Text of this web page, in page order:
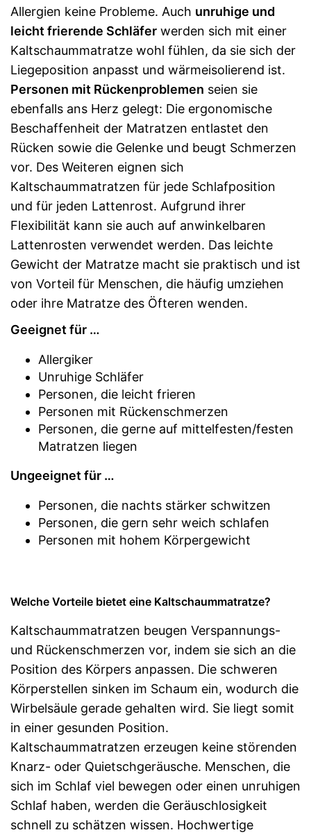
Allergien keine Probleme. Auch unruhige und
leicht frierende Schläfer werden sich mit einer
Kaltschaummatratze wohl fühlen, da sie sich der
Liegeposition anpasst und wärmeisolierend ist.
Personen mit Rückenproblemen seien sie
ebenfalls ans Herz gelegt: Die ergonomische
Beschaffenheit der Matratzen entlastet den
Rücken sowie die Gelenke und beugt Schmerzen
vor. Des Weiteren eignen sich
Kaltschaummatratzen für jede Schlafposition
und für jeden Lattenrost. Aufgrund ihrer
Flexibilität kann sie auch auf anwinkelbaren
Lattenrosten verwendet werden. Das leichte
Gewicht der Matratze macht sie praktisch und ist
von Vorteil für Menschen, die häufig umziehen
oder ihre Matratze des Öfteren wenden.
Geeignet für …
Allergiker
Unruhige Schläfer
Personen, die leicht frieren
Personen mit Rückenschmerzen
Personen, die gerne auf mittelfesten/festen
Matratzen liegen
Ungeeignet für …
Personen, die nachts stärker schwitzen
Personen, die gern sehr weich schlafen
Personen mit hohem Körpergewicht
Welche Vorteile bietet eine Kaltschaummatratze?
Kaltschaummatratzen beugen Verspannungs-
und Rückenschmerzen vor, indem sie sich an die
Position des Körpers anpassen. Die schweren
Körperstellen sinken im Schaum ein, wodurch die
Wirbelsäule gerade gehalten wird. Sie liegt somit
in einer gesunden Position.
Kaltschaummatratzen erzeugen keine störenden
Knarz- oder Quietschgeräusche. Menschen, die
sich im Schlaf viel bewegen oder einen unruhigen
Schlaf haben, werden die Geräuschlosigkeit
schnell zu schätzen wissen. Hochwertige